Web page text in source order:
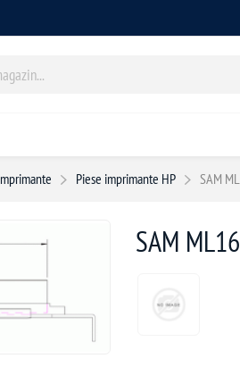
Piese imprimante HP SAM
SAM